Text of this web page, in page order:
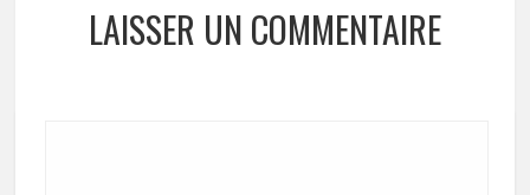
LAISSER UN COMMENTAIRE